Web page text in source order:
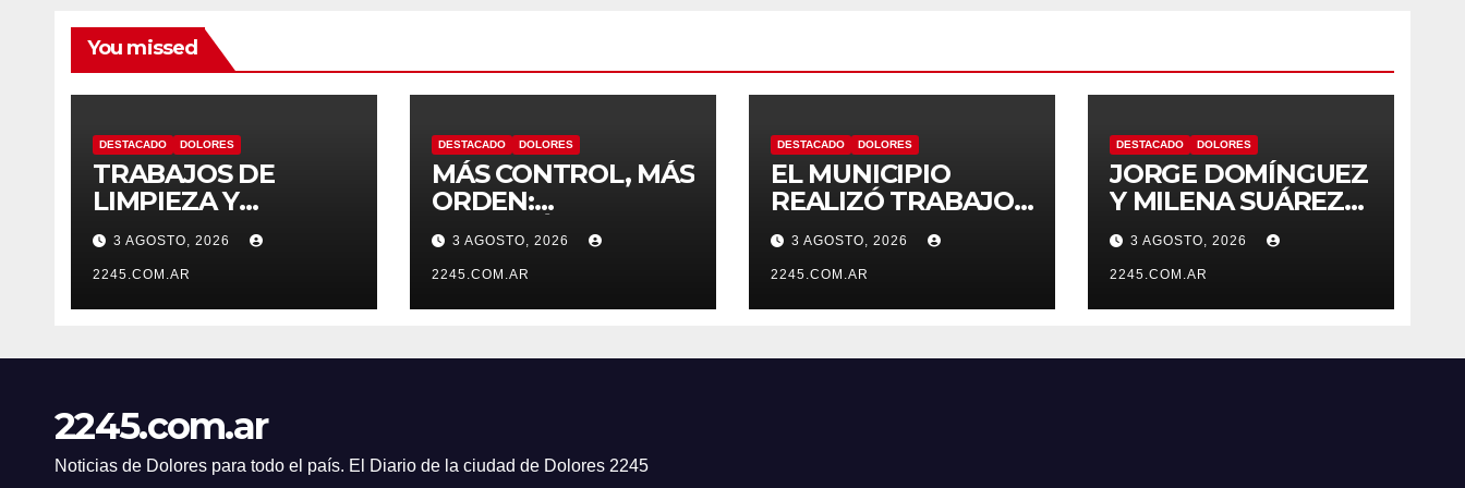
You missed
DESTACADO DOLORES
TRABAJOS DE
LIMPIEZA Y
MANTENIMIENTO
EN EL CANAL LA
PICASA
3 AGOSTO, 2026
2245.COM.AR
DESTACADO DOLORES
MÁS CONTROL, MÁS
ORDEN:
CONTINÚAN LOS
OPERATIVOS
PREVENTIVOS DE
TRÁNSITO EN
3 AGOSTO, 2026
2245.COM.AR
DESTACADO DOLORES
EL MUNICIPIO
REALIZÓ TRABAJOS
DE PINTURA EN LA
ESCUELA N.º 10
3 AGOSTO, 2026
2245.COM.AR
DESTACADO DOLORES
JORGE DOMÍNGUEZ
Y MILENA SUÁREZ
INTENSIFICAN LA
AGENDA
OPOSITORA EN
DOLORES CON UNA
DENUNCIAS Y
3 AGOSTO, 2026
2245.COM.AR
2245.com.ar
Noticias de Dolores para todo el país. El Diario de la ciudad de Dolores 2245